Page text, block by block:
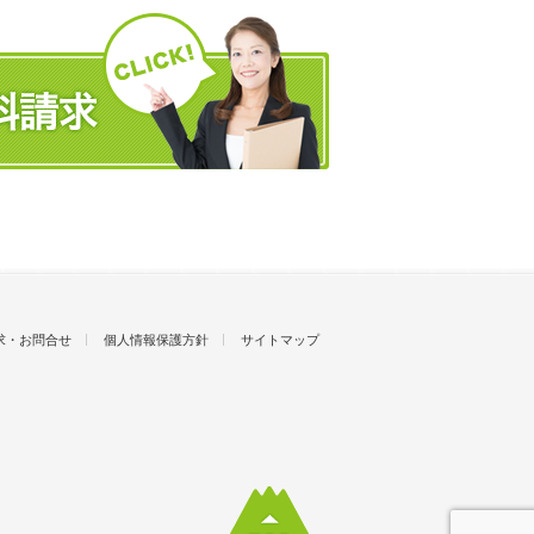
・お問合せ 個人情報保護方針 サイトマップ